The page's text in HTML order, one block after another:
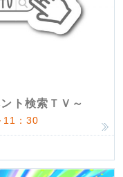
ト検索ＴＶ～
11：30